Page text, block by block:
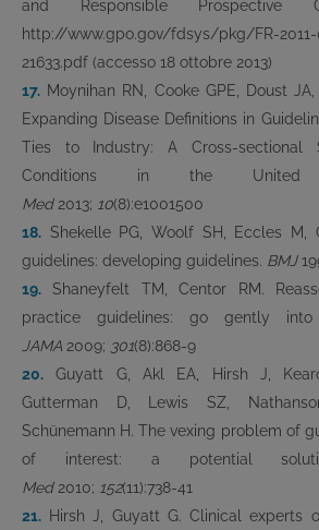
and Responsible Prospective
http://www.gpo.gov/fdsys/pkg/FR-
21633.pdf (accesso 18 ottobre 2013)
17. Moynihan RN, Cooke GPE, Doust
Expanding Disease Definitions in
Ties to Industry: A Cross-sectional
Conditions in the
Med2013; 10(8):e1001500
18. Shekelle PG, Woolf SH, Eccles M,
guidelines: developing guidelines. BMJ
19. Shaneyfelt TM, Centor RM.
practice guidelines: go gently
JAMA 2009; 301(8):868-9
20. Guyatt G, Akl EA, Hirsh J,
Gutterman D, Lewis SZ,
Schünemann H. The vexing problem of
of interest: a potential
Med 2010; 152(11):738-41
21. Hirsh J, Guyatt G. Clinical experts